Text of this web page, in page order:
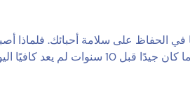
في الحفاظ على سلامة أحبائك. فلماذا
الرقابة الأبوية قديمة جدًا؟ ما كان جيدًا قبل